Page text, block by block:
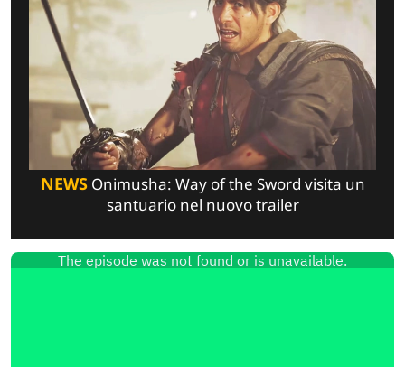
NEWSOnimusha: Way of the Sword visita un
santuario nel nuovo trailer